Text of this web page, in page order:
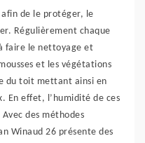
de le protéger, le
Régulièrement chaque
faire le nettoyage et
et les végétations
du toit mettant ainsi en
En effet, l’humidité de ces
des méthodes
Winaud 26 présente des